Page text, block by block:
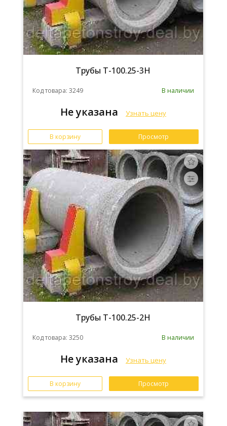
Трубы Т-100.25-3Н
Код товара: 3249 В наличии
Не указана Узнать цену
В корзину Просмотр
Трубы Т-100.25-2Н
Код товара: 3250 В наличии
Не указана Узнать цену
В корзину Просмотр